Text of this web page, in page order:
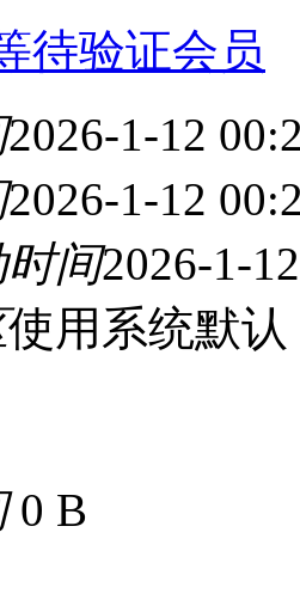
待验证会员
2026-1-12
2026-1-12
时间2026-1-
使用系统默认
0 B